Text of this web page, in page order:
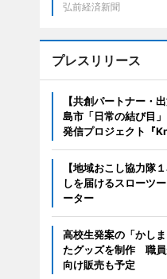
弘前経済新聞
プレスリリース
【共創パートナー・
島市「日常の結び目
発信プロジェクト『
【地域おこし協力隊
しを届けるスローツ
ーター
高校生発案の「かし
たグッズを制作 職員
向け販売も予定